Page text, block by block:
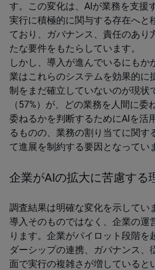
す。この変化は、AIが業務を支援
実行に積極的に関与する存在へと
ており、ガバナンス、責任のあり
たな要件をもたらしています。
しかし、導入が進んでいるにもか
業はこれらのシステムを効果的に
制をまだ確立していないのが現状
（57%）が、どの業務を人間に
委ねるかを判断するためにAIを活
るものの、業務の割り当てに関す
て進展を制約する要因となってい
企業がAIの拡大に苦慮する
調査結果は明確な変化を示してい
導入そのものではなく、企業の運
ります。企業がパイロット段階を
ダーシップの連携、ガバナンス、
面で実行の複雑さが増していると